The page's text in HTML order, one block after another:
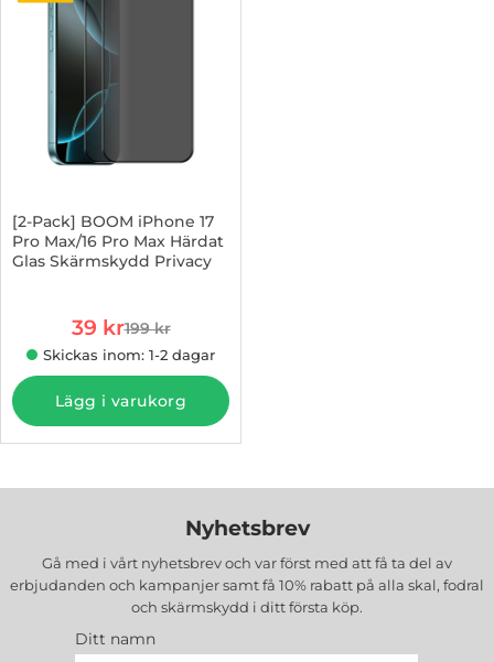
[2-Pack] BOOM iPhone 17
Pro Max/16 Pro Max Härdat
Glas Skärmskydd Privacy
rea pris
39 krtidigare pris
199 kr
Skickas inom: 1-2 dagar
Lägg i varukorg
Nyhetsbrev
Gå med i vårt nyhetsbrev och var först med att få ta del av
erbjudanden och kampanjer samt få 10% rabatt på alla skal, fodral
och skärmskydd i ditt första köp.
Ditt namn